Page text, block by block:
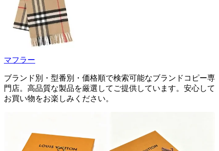
マフラー
ブランド別・型番別・価格順で検索可能なブランドコピー専
門店。高品質な製品を厳選してご提供しています。安心して
お買い物をお楽しみください。